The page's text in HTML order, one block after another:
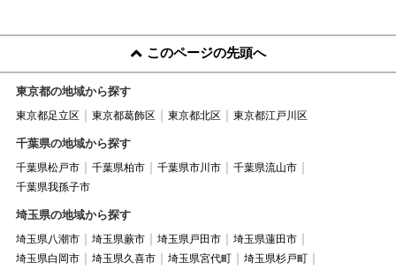
このページの先頭へ
東京都の地域から探す
東京都足立区 東京都葛飾区 東京都北区 東京都江戸川区
千葉県の地域から探す
千葉県松戸市 千葉県柏市 千葉県市川市
千葉県流山市
千葉県我孫子市
埼玉県の地域から探す
埼玉県八潮市 埼玉県蕨市 埼玉県戸田市
埼玉県蓮田市
埼玉県白岡市
埼玉県久喜市 埼玉県宮代町
埼玉県杉戸町